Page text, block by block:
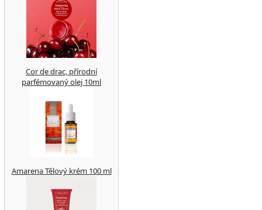
Cor de drac, přírodní
parfémovaný olej 10ml
Amarena Tělový krém 100 ml